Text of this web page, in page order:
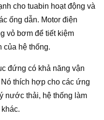
cho tuabin hoạt động và
ống dẫn. Motor điện
vỏ bơm để tiết kiệm
của hệ thống.
đứng có khả năng vận
thích hợp cho các ứng
nước thải, hệ thống làm